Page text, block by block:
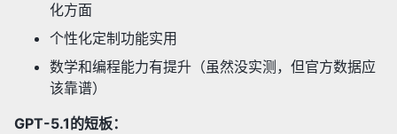
化方面
个性化定制功能实用
数学和编程能力有提升（虽然没实测，但官方数据应
该靠谱）
GPT-5.1的短板：